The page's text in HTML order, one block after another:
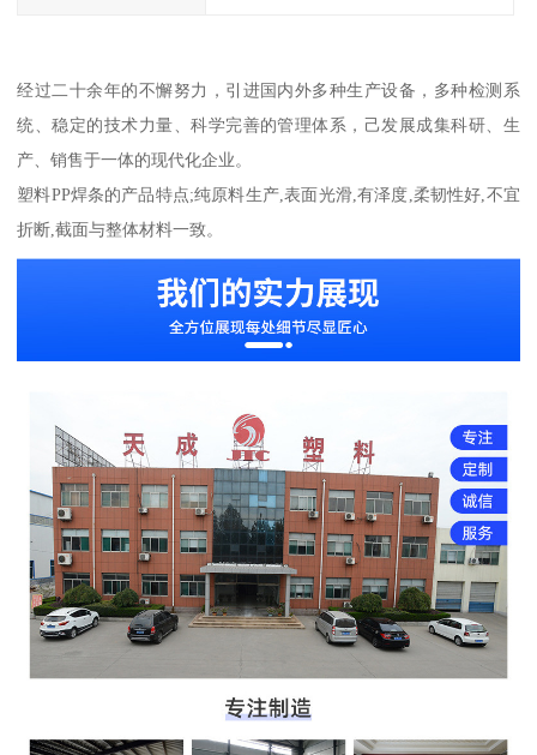
经过二十余年的不懈努力，引进国内外多种生产设备，多种检测系
统、稳定的技术力量、科学完善的管理体系，己发展成集科研、生
产、销售于一体的现代化企业。
塑料PP焊条的产品特点;纯原料生产,表面光滑,有泽度,柔韧性好,不宜
折断,截面与整体材料一致。